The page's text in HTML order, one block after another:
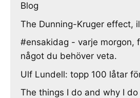
Blog
The Dunning-Kruger effect,
#ensakidag - varje morgon,
något du behöver veta.
Ulf Lundell: topp 100 låtar
The things I do and why I do